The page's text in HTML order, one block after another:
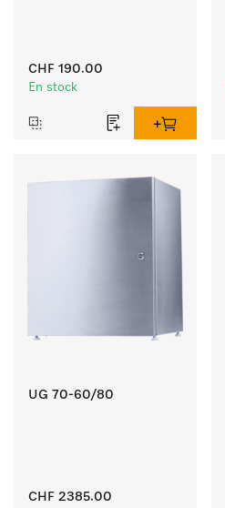
CHF 190.00
En stock
UG 70-60/80
CHF 2385.00